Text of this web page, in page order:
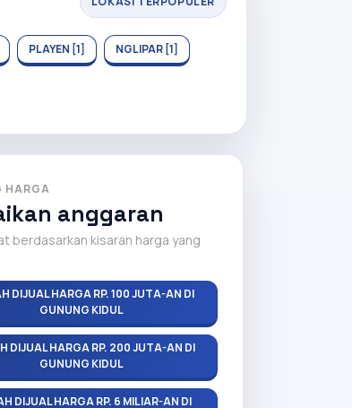
PLAYEN [1] NGLIPAR [1]
HARGA
anggaran
berdasarkan kisaran harga yang
DIJUAL HARGA RP. 100 JUTA-AN DI
GUNUNG KIDUL
DIJUAL HARGA RP. 200 JUTA-AN DI
GUNUNG KIDUL
DIJUAL HARGA RP. 6 MILIAR-AN DI